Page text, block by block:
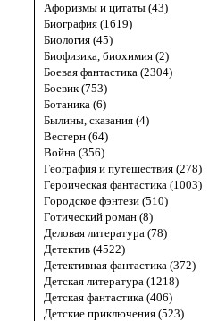
Афоризмы и цитаты (43)
Биография (1619)
Биология (45)
Биофизика, биохимия (2)
Боевая фантастика (2304)
Боевик (753)
Ботаника (6)
Былины, сказания (4)
Вестерн (64)
Война (356)
География и путешествия (278)
Героическая фантастика (1003)
Городское фэнтези (510)
Готический роман (8)
Деловая литература (78)
Детектив (4522)
Детективная фантастика (372)
Детская литература (1218)
Детская фантастика (406)
Детские приключения (523)